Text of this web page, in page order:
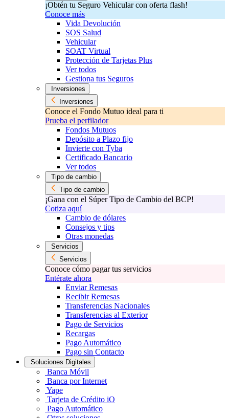
¡Obtén tu Seguro Vehicular con oferta flash!
Conoce más
Vida Devolución
SOS Salud
Vehicular
SOAT Virtual
Protección de Tarjetas Plus
Ver todos
Gestiona tus Seguros
Inversiones
Inversiones
Conoce el Fondo Mutuo ideal para ti
Prueba el perfilador
Fondos Mutuos
Depósito a Plazo fijo
Invierte con Tyba
Certificado Bancario
Ver todos
Tipo de cambio
Tipo de cambio
¡Gana con el Súper Tipo de Cambio del BCP!
Cotiza aquí
Cambio de dólares
Consejos y tips
Otras monedas
Servicios
Servicios
Conoce cómo pagar tus servicios
Entérate ahora
Enviar Remesas
Recibir Remesas
Transferencias Nacionales
Transferencias al Exterior
Pago de Servicios
Recargas
Pago Automático
Pago sin Contacto
Soluciones Digitales
Banca Móvil
Banca por Internet
Yape
Tarjeta de Crédito iO
Pago Automático